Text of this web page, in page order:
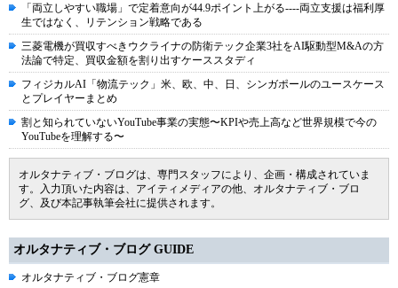
「両立しやすい職場」で定着意向が44.9ポイント上がる----両立支援は福利厚
生ではなく、リテンション戦略である
三菱電機が買収すべきウクライナの防衛テック企業3社をAI駆動型M&Aの方
法論で特定、買収金額を割り出すケーススタディ
フィジカルAI「物流テック」米、欧、中、日、シンガポールのユースケース
とプレイヤーまとめ
割と知られていないYouTube事業の実態〜KPIや売上高など世界規模で今の
YouTubeを理解する〜
オルタナティブ・ブログは、専門スタッフにより、企画・構成されていま
す。入力頂いた内容は、アイティメディアの他、オルタナティブ・ブロ
グ、及び本記事執筆会社に提供されます。
オルタナティブ・ブログ GUIDE
オルタナティブ・ブログ憲章